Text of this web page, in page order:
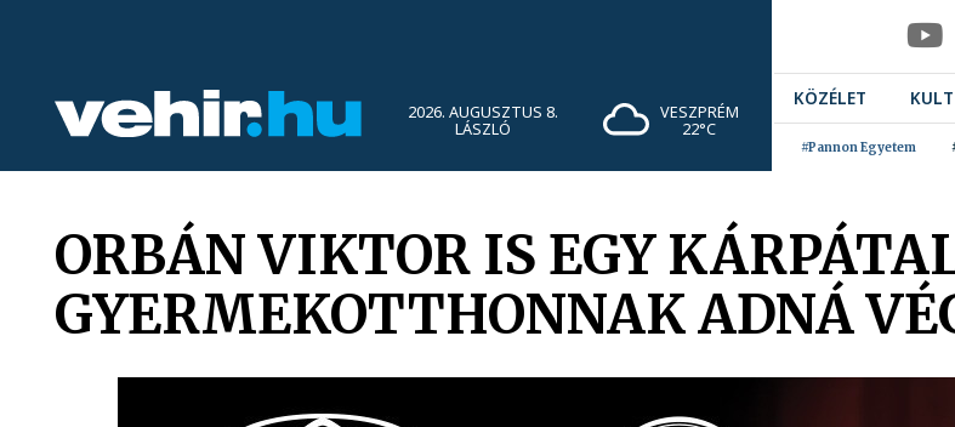
2026. AUGUSZTUS 8.
LÁSZLÓ
VESZPRÉM
22°C
KÖZÉLET KULT
#Pannon Egyetem
ORBÁN VIKTOR IS EGY
GYERMEKOTTHONNAK ADNÁ